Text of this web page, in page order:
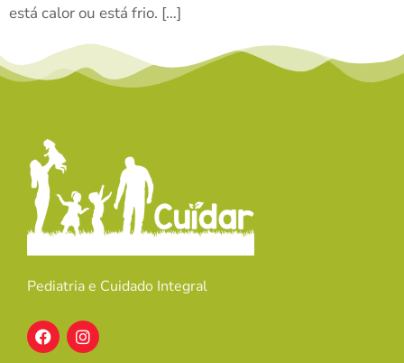
está calor ou está frio. […]
Pediatria e Cuidado Integral